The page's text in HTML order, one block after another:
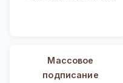
Массовое
подписание